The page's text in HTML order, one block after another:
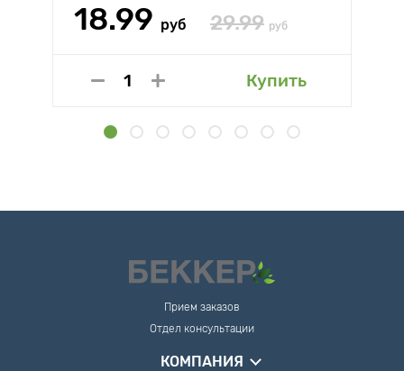
18.99 руб 29.99 руб
Купить
Прием заказов
Отдел консультации
КОМПАНИЯ